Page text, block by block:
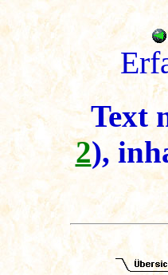
Text
2),